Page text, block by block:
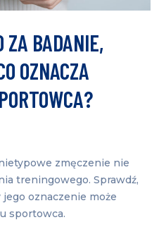
ZA BADANIE,
OZNACZA
zmęczenie nie
treningowego. Sprawdź,
oznaczenie może
sportowca.